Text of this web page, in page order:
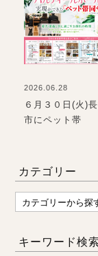
2026.06.28
６月３０日(火)
市にペット帯
カテゴリー
キーワード検索